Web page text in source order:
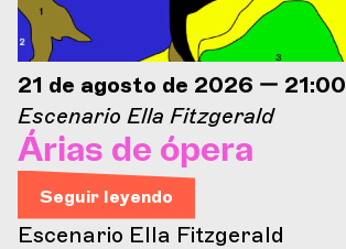
21 de agosto de 2026 — 21:00
Escenario Ella Fitzgerald
Árias de ópera
Seguir leyendo
Escenario Ella Fitzgerald